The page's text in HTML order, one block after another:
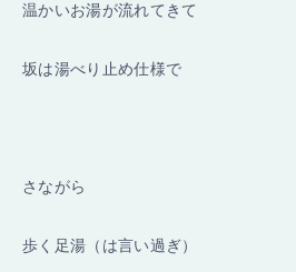
温かいお湯が流れてきて
坂は湯べり止め仕様で
さながら
歩く足湯（は言い過ぎ）